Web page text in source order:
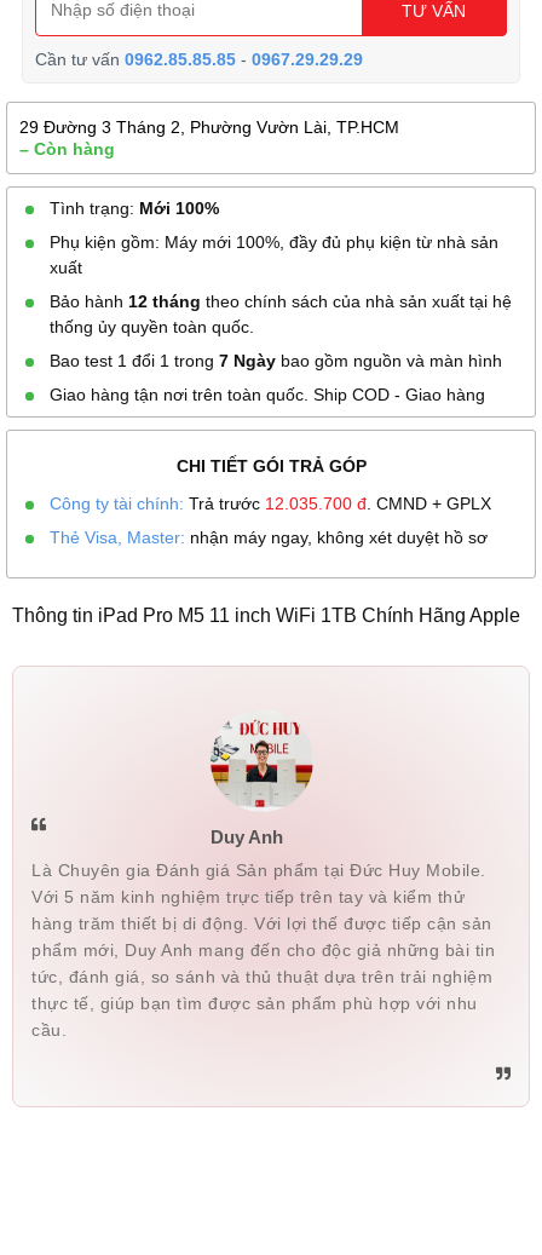
TƯ VẤN
Cần tư vấn0962.85.85.85 -0967.29.29.29
29 Đường 3 Tháng 2, Phường Vườn Lài, TP.HCM
– Còn hàng
Tình trạng: Mới 100%
Phụ kiện gồm: Máy mới 100%, đầy đủ phụ kiện từ nhà sản
xuất
Bảo hành 12 tháng theo chính sách của nhà sản xuất tại hệ
thống ủy quyền toàn quốc.
Bao test 1 đổi 1 trong 7 Ngày bao gồm nguồn và màn hình
Giao hàng tận nơi trên toàn quốc. Ship COD - Giao hàng
CHI TIẾT GÓI TRẢ GÓP
Công ty tài chính: Trả trước 12.035.700 đ . CMND + GPLX
Thẻ Visa, Master: nhận máy ngay, không xét duyệt hồ sơ
Thông tin iPad Pro M5 11 inch WiFi 1TB Chính Hãng Apple
Duy Anh
Là Chuyên gia Đánh giá Sản phẩm tại Đức Huy Mobile.
Với 5 năm kinh nghiệm trực tiếp trên tay và kiểm thử
hàng trăm thiết bị di động. Với lợi thế được tiếp cận sản
phẩm mới, Duy Anh mang đến cho độc giả những bài tin
tức, đánh giá, so sánh và thủ thuật dựa trên trải nghiệm
thực tế, giúp bạn tìm được sản phẩm phù hợp với nhu
cầu.